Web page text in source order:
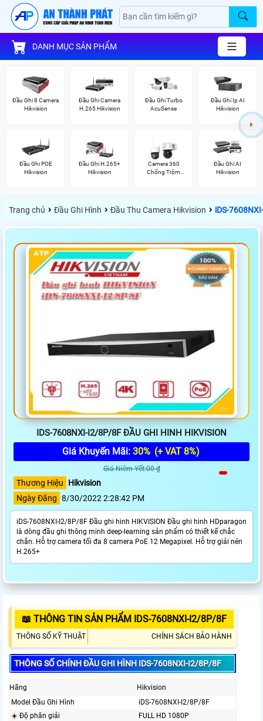
DANH MỤC SẢN PHẨM
Đầu Ghi 8 Camera
Hikvision
Đầu Ghi Camera
H.265 Hikvision
Đầu Ghi Turbo
AcuSense
Đầu Ghi Ip AI
Hikvision
Đầu Ghi POE
Hikvision
Đầu Ghi H.265+
Hikvision
Camera 360
Chống Trộm
Đầu Ghi AI
Hikvision
Trang chủ › Đầu Ghi Hình › Đầu Thu Camera Hikvision › iDS-
IDS-7608NXI-I2/8P/8F ĐẦU GHI HINH HIKVISION
Giá Khuyến Mãi: 30% (+ VAT 8%)
Giá Niêm Yết:00 ₫
Thương Hiệu
Hikvision
Ngày Đăng 8/30/2022 2:28:42 PM
iDS-7608NXI-I2/8P/8F Đầu ghi hinh HIKVISION Đầu ghi hinh HDparagon
là dòng đầu ghi thông minh deep-learning sản phẩm có thiết kế chắc
chắn. Hỗ trợ camera tối đa 8 camera PoE 12 Megapixel. Hỗ trợ giải nén
H.265+
📖 THÔNG TIN SẢN PHẨM IDS-7608NXI-I2/8P/8F
THÔNG SỐ KỸ THUẬT CHÍNH SÁCH BẢO HÀNH
THÔNG SỐ CHÍNH ĐẦU GHI HÌNH IDS-7608NXI-I2/8P/8F
Hãng
Hikvision
Model Đầu Ghi Hình
iDS-7608NXI-I2/8P/8F
☀️ Độ phân giải
FULL HD 1080P